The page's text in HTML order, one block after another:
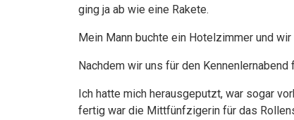
ging ja ab wie eine Rakete.
Mein Mann buchte ein Hotelzimmer und
Nachdem wir uns für den
Ich hatte mich herausgeputzt, war sogar
fertig war die Mittfünfzigerin für das